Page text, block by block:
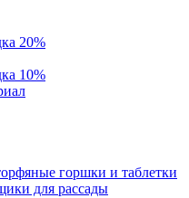
20%
10%
горшки и таблетки
для рассады